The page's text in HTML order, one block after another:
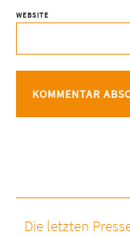
WEBSITE
Die letzten